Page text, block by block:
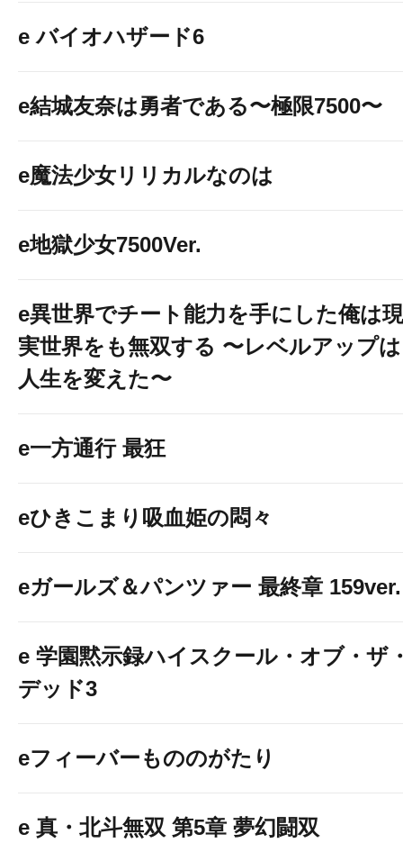
e バイオハザード6
e結城友奈は勇者である〜極限7500〜
e魔法少女リリカルなのは
e地獄少女7500Ver.
e異世界でチート能力を手にした俺は現
実世界をも無双する 〜レベルアップは
人生を変えた〜
e一方通行 最狂
eひきこまり吸血姫の悶々
eガールズ＆パンツァー 最終章 159ver.
e 学園黙示録ハイスクール・オブ・ザ
デッド3
eフィーバーもののがたり
e 真・北斗無双 第5章 夢幻闘双